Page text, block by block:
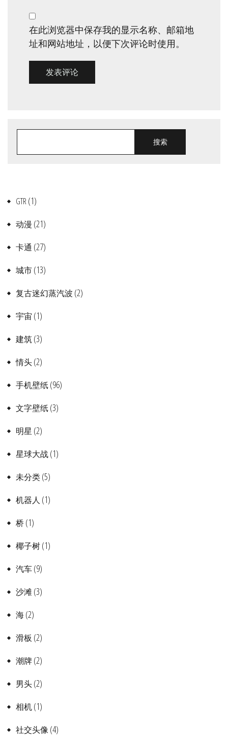
在此浏览器中保存我的显示名称、邮箱地
址和网站地址，以便下次评论时使用。
搜索
GTR(1)
动漫 (21)
卡通 (27)
城市(13)
复古迷幻蒸汽波 (2)
宇宙 (1)
建筑(3)
情头(2)
手机壁纸(96)
文字壁纸(3)
明星 (2)
星球大战(1)
未分类(5)
机器人 (1)
桥 (1)
椰子树(1)
汽车(9)
沙滩 (3)
海(2)
滑板 (2)
潮牌(2)
男头(2)
相机(1)
社交头像 (4)